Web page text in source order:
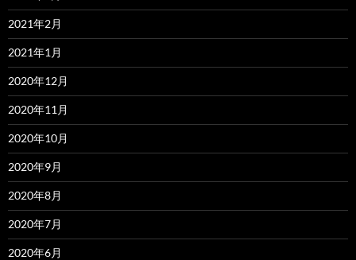
2021年2月
2021年1月
2020年12月
2020年11月
2020年10月
2020年9月
2020年8月
2020年7月
2020年6月